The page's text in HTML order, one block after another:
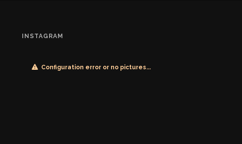
INSTAGRAM
Configuration error or no pictures...